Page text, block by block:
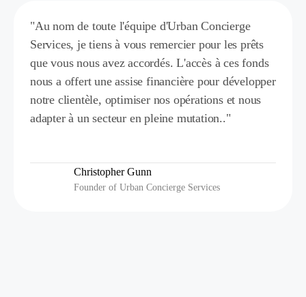
"Au nom de toute l'équipe d'Urban Concierge
Services, je tiens à vous remercier pour les prêts
que vous nous avez accordés. L'accès à ces fonds
nous a offert une assise financière pour développer
notre clientèle, optimiser nos opérations et nous
adapter à un secteur en pleine mutation.."
Christopher Gunn
Founder of Urban Concierge Services